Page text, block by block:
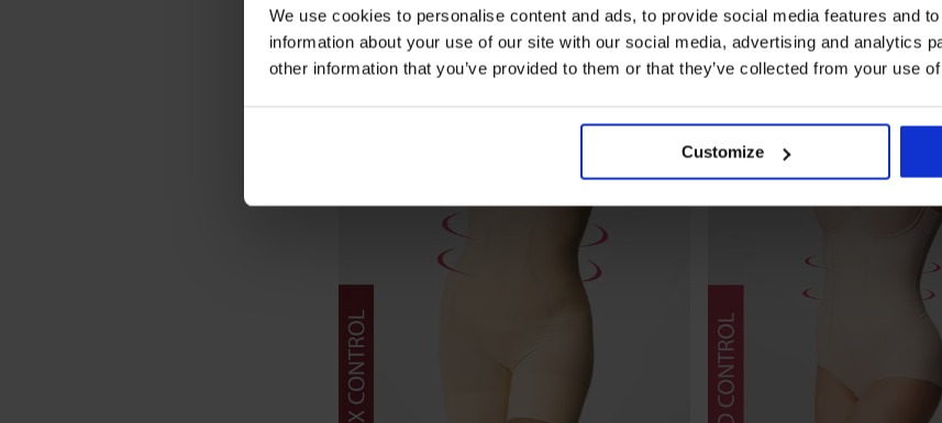
We use cookies to personalise content and ads, to provide social media features and
information about your use of our site with our social media, advertising and analytics
other information that you’ve provided to them or that they’ve collected from your use
Customize